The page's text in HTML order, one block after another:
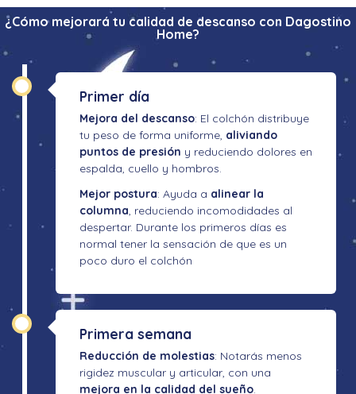
¿Cómo mejorará tu calidad de descanso con Dagostino
Home?
Primer día
Mejora del descanso: El colchón distribuye
tu peso de forma uniforme, aliviando
puntos de presión y reduciendo dolores en
espalda, cuello y hombros.
Mejor postura: Ayuda a alinear la
columna, reduciendo incomodidades al
despertar. Durante los primeros días es
normal tener la sensación de que es un
poco duro el colchón
Primera semana
Reducción de molestias: Notarás menos
rigidez muscular y articular, con una
mejora en la calidad del sueño.